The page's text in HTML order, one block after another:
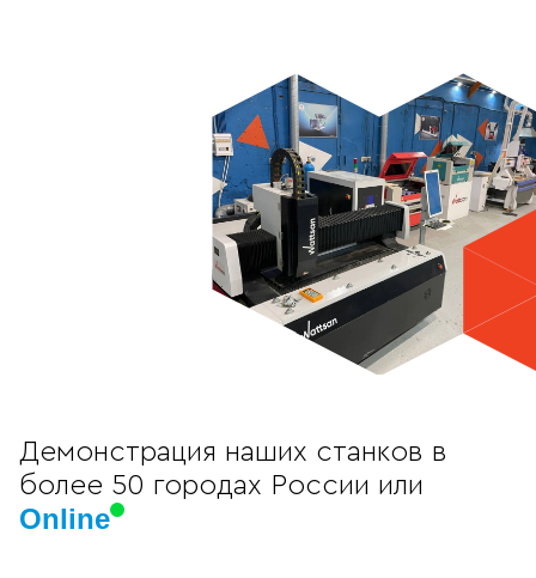
Демонстрация наших станков в
более 50 городах России или
Online